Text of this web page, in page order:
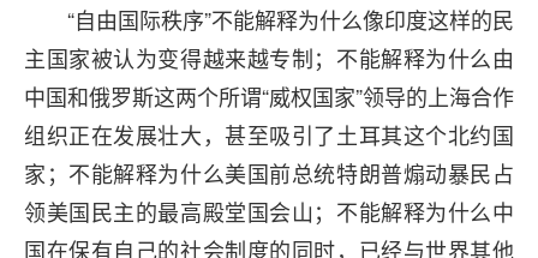
“自由国际秩序”不能解释为什么像印度这样的民
主国家被认为变得越来越专制；不能解释为什么由
中国和俄罗斯这两个所谓“威权国家”领导的上海合作
组织正在发展壮大，甚至吸引了土耳其这个北约国
家；不能解释为什么美国前总统特朗普煽动暴民占
领美国民主的最高殿堂国会山；不能解释为什么中
国在保有自己的社会制度的同时，已经与世界其他